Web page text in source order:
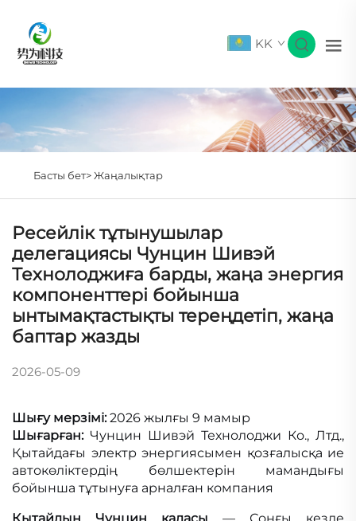
KK
Басты бет>Жаңалықтар
Ресейлік тұтынушылар
делегациясы Чунцин Шивэй
Технолоджиға барды, жаңа энергия
компоненттері бойынша
ынтымақтастықты тереңдетіп, жаңа
баптар жазды
2026-05-09
Шығу мерзімі:2026 жылғы 9 мамыр
Шығарған: Чунцин Шивэй Технолоджи Ко., Лтд.,
Қытайдағы электр энергиясымен қозғалысқа ие
автокөліктердің бөлшектерін мамандығы
бойынша тұтынуға арналған компания